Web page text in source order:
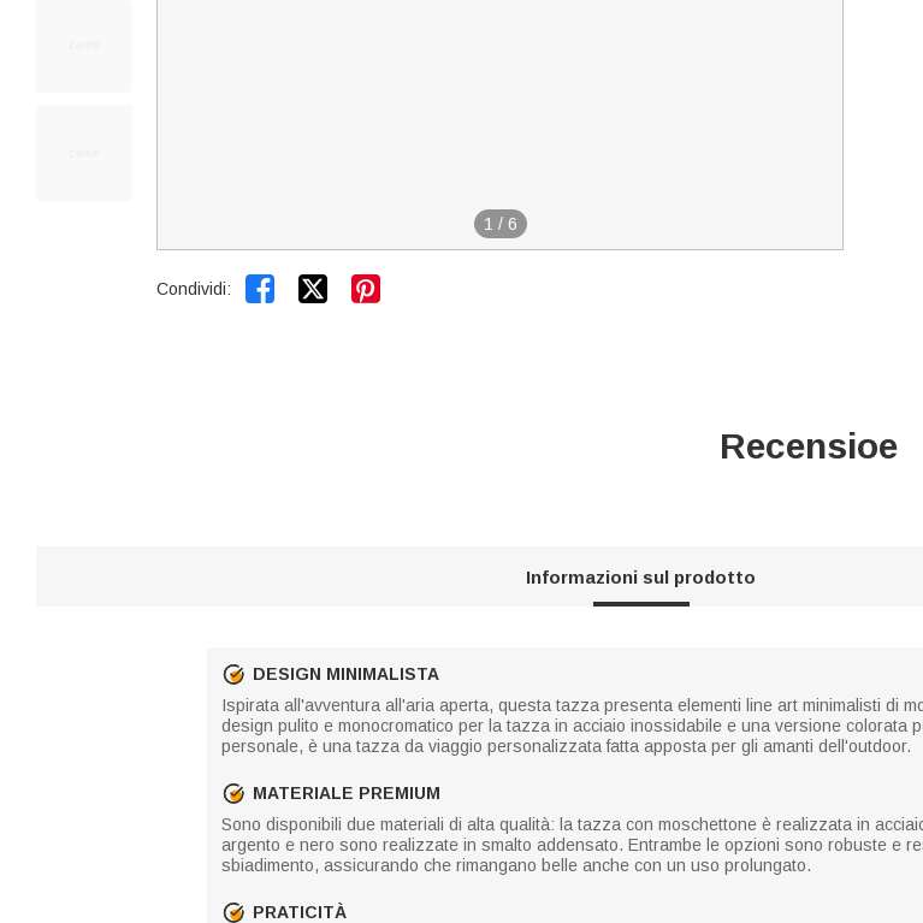
1 / 6
Condividi:  
Recensioe
Informazioni sul prodotto
DESIGN MINIMALISTA
Ispirata all'avventura all'aria aperta, questa tazza presenta elementi line art minimalisti di
design pulito e monocromatico per la tazza in acciaio inossidabile e una versione colorata
personale, è una tazza da viaggio personalizzata fatta apposta per gli amanti dell'outdoor.
MATERIALE PREMIUM
Sono disponibili due materiali di alta qualità: la tazza con moschettone è realizzata in
argento e nero sono realizzate in smalto addensato. Entrambe le opzioni sono robuste e
sbiadimento, assicurando che rimangano belle anche con un uso prolungato.
PRATICITÀ